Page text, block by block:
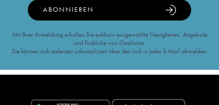
ABONNIEREN
Mit Ihrer Anmeldung erhalten Sie exklusiv ausgewählte Neuigkeiten, Angebote
und Einblicke von iDealwine.
Sie können sich jederzeit unkompliziert über den Link in jeder E-Mail abmelden.